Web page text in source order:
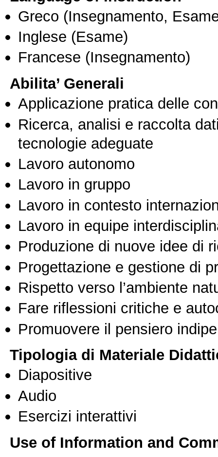
Greco (Insegnamento,
Inglese (Esame)
Francese (Insegnamento)
Abilita’ Generali
Applicazione pratica delle
Ricerca, analisi e raccolta
tecnologie adeguate
Lavoro autonomo
Lavoro in gruppo
Lavoro in contesto
Lavoro in equipe
Produzione di nuove idee di
Progettazione e gestione di
Rispetto verso l’ambiente
Fare riflessioni critiche e
Promuovere il pensiero
Tipologia di Materiale
Diapositive
Audio
Esercizi interattivi
Use of Information and